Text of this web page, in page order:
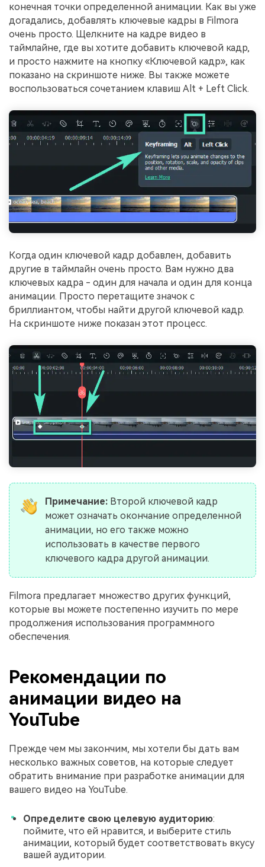
конечная точки определенной анимации. Как вы уже
догадались, добавлять ключевые кадры в Filmora
очень просто. Щелкните на кадре видео в
таймлайне, где вы хотите добавить ключевой кадр,
и просто нажмите на кнопку «Ключевой кадр», как
показано на скриншоте ниже. Вы также можете
воспользоваться сочетанием клавиш Alt + Left Click.
Когда один ключевой кадр добавлен, добавить
другие в таймлайн очень просто. Вам нужно два
ключевых кадра - один для начала и один для конца
анимации. Просто перетащите значок с
бриллиантом, чтобы найти другой ключевой кадр.
На скриншоте ниже показан этот процесс.
Примечание:Второй ключевой кадр
может означать окончание определенной
анимации, но его также можно
использовать в качестве первого
ключевого кадра другой анимации.
Filmora предлагает множество других функций,
которые вы можете постепенно изучить по мере
продолжения использования программного
обеспечения.
Рекомендации по
анимации видео на
YouTube
Прежде чем мы закончим, мы хотели бы дать вам
несколько важных советов, на которые следует
обратить внимание при разработке анимации для
вашего видео на YouTube.
Определите свою целевую аудиторию:
поймите, что ей нравится, и выберите стиль
анимации, который будет соответствовать вкусу
вашей аудитории.